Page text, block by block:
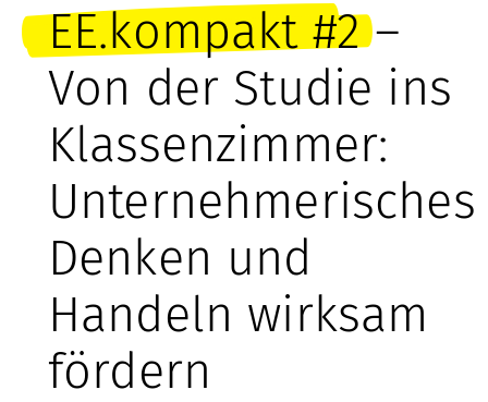
EE.kompakt #2 –
Von der Studie ins
Klassenzimmer:
Unternehmerisches
Denken und
Handeln wirksam
fördern